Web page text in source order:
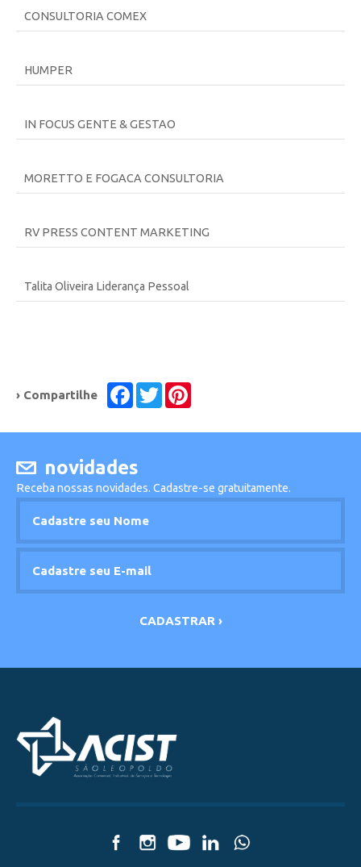
CONSULTORIA COMEX
HUMPER
IN FOCUS GENTE & GESTAO
MORETTO E FOGACA CONSULTORIA
RV PRESS CONTENT MARKETING
Talita Oliveira Liderança Pessoal
› Compartilhe Facebook
Twitter
novidades
Receba nossas novidades. Cadastre-se gratuitamente.